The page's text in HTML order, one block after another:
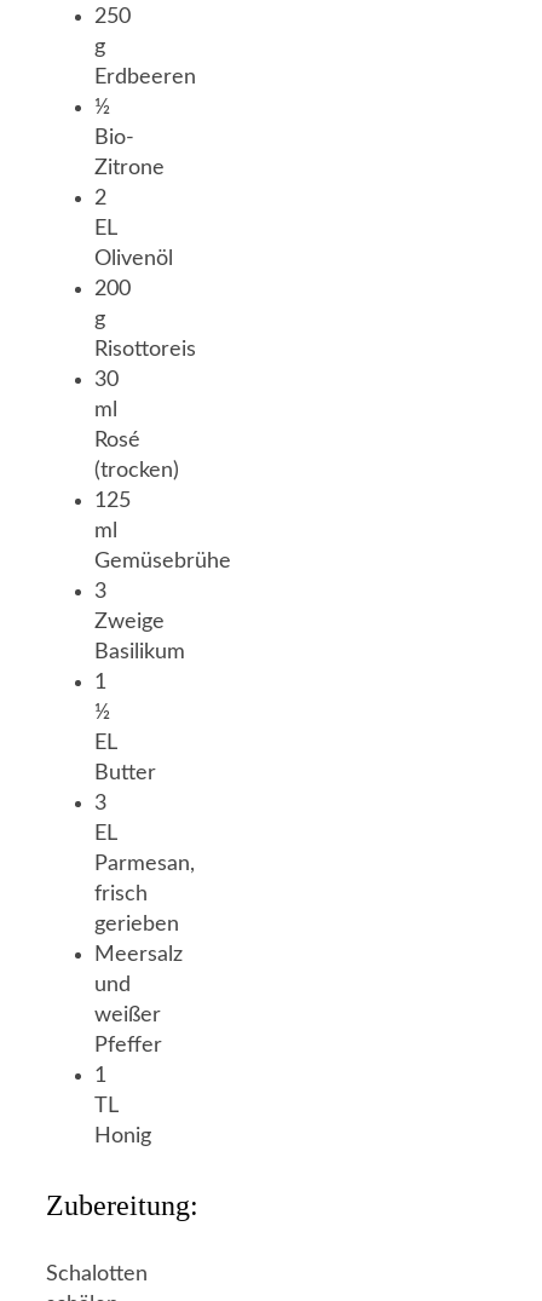
250
g
Erdbeeren
½
Bio-
Zitrone
2
EL
Olivenöl
200
g
Risottoreis
30
ml
Rosé
(trocken)
125
ml
Gemüsebrühe
3
Zweige
Basilikum
1
½
EL
Butter
3
EL
Parmesan,
frisch
gerieben
Meersalz
und
weißer
Pfeffer
1
TL
Honig
Zubereitung:
Schalotten